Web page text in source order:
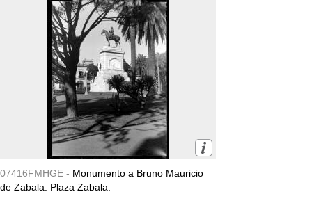
07416FMHGE - Monumento a Bruno Mauricio
de Zabala. Plaza Zabala.